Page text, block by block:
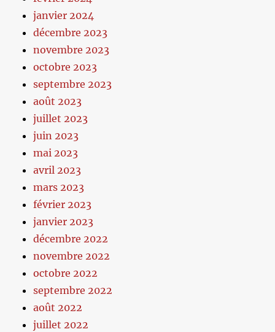
janvier 2024
décembre 2023
novembre 2023
octobre 2023
septembre 2023
août 2023
juillet 2023
juin 2023
mai 2023
avril 2023
mars 2023
février 2023
janvier 2023
décembre 2022
novembre 2022
octobre 2022
septembre 2022
août 2022
juillet 2022